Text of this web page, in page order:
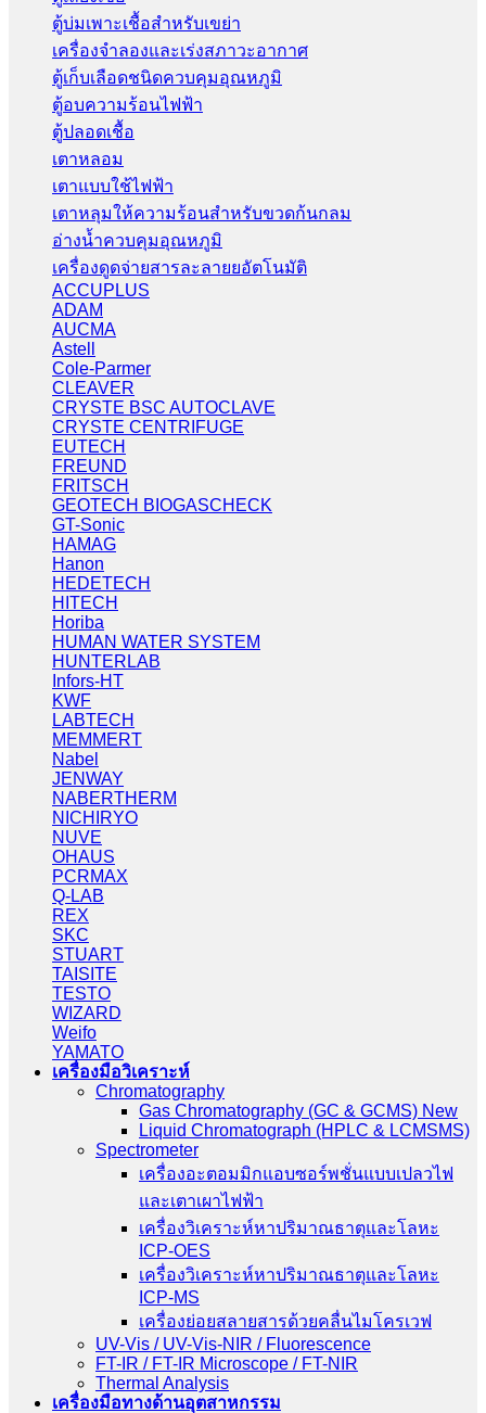
ตู้บ่มเพาะเชื้อสำหรับเขย่า
เครื่องจำลองและเร่งสภาวะอากาศ
ตู้เก็บเลือดชนิดควบคุมอุณหภูมิ
ตู้อบความร้อนไฟฟ้า
ตู้ปลอดเชื้อ
เตาหลอม
เตาแบบใช้ไฟฟ้า
เตาหลุมให้ความร้อนสำหรับขวดก้นกลม
อ่างน้ำควบคุมอุณหภูมิ
เครื่องดูดจ่ายสารละลายยอัตโนมัติ
ACCUPLUS
ADAM
AUCMA
Astell
Cole-Parmer
CLEAVER
CRYSTE BSC AUTOCLAVE
CRYSTE CENTRIFUGE
EUTECH
FREUND
FRITSCH
GEOTECH BIOGASCHECK
GT-Sonic
HAMAG
Hanon
HEDETECH
HITECH
Horiba
HUMAN WATER SYSTEM
HUNTERLAB
Infors-HT
KWF
LABTECH
MEMMERT
Nabel
JENWAY
NABERTHERM
NICHIRYO
NUVE
OHAUS
PCRMAX
Q-LAB
REX
SKC
STUART
TAISITE
TESTO
WIZARD
Weifo
YAMATO
เครื่องมือวิเคราะห์
Chromatography
Gas Chromatography (GC & GCMS) New
Liquid Chromatograph (HPLC & LCMSMS)
Spectrometer
เครื่องอะตอมมิกแอบซอร์พชั่นแบบเปลวไฟ
และเตาเผาไฟฟ้า
เครื่องวิเคราะห์หาปริมาณธาตุและโลหะ
ICP-OES
เครื่องวิเคราะห์หาปริมาณธาตุและโลหะ
ICP-MS
เครื่องย่อยสลายสารด้วยคลื่นไมโครเวฟ
UV-Vis / UV-Vis-NIR / Fluorescence
FT-IR / FT-IR Microscope / FT-NIR
Thermal Analysis
เครื่องมือทางด้านอุตสาหกรรม